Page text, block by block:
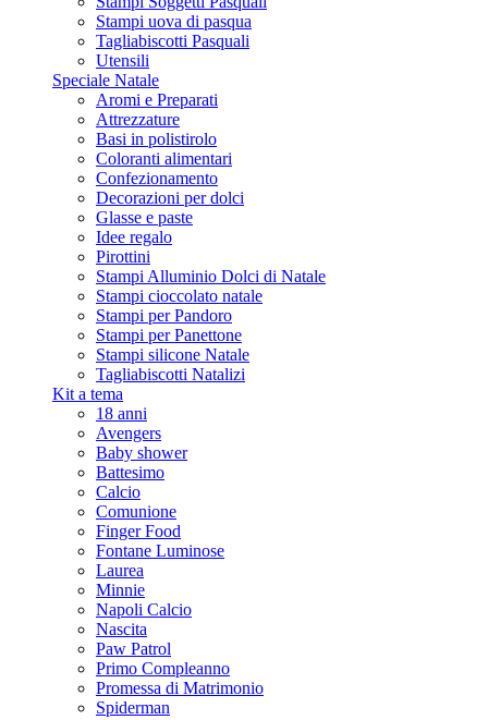
Stampi uova di pasqua
Tagliabiscotti Pasquali
Utensili
Speciale Natale
Aromi e Preparati
Attrezzature
Basi in polistirolo
Coloranti alimentari
Confezionamento
Decorazioni per dolci
Glasse e paste
Idee regalo
Pirottini
Stampi Alluminio Dolci di Natale
Stampi cioccolato natale
Stampi per Pandoro
Stampi per Panettone
Stampi silicone Natale
Tagliabiscotti Natalizi
Kit a tema
18 anni
Avengers
Baby shower
Battesimo
Calcio
Comunione
Finger Food
Fontane Luminose
Laurea
Minnie
Napoli Calcio
Nascita
Paw Patrol
Primo Compleanno
Promessa di Matrimonio
Spiderman